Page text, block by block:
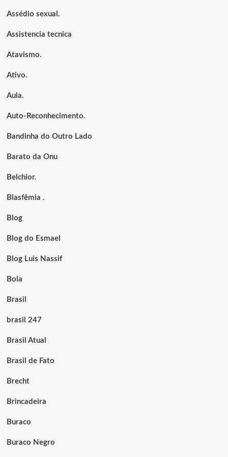
Assédio sexual.
Assistencia tecnica
Atavismo.
Ativo.
Aula.
Auto-Reconhecimento.
Bandinha do Outro Lado
Barato da Onu
Belchior.
Blasfêmia .
Blog
Blog do Esmael
Blog Luis Nassif
Bola
Brasil
brasil 247
Brasil Atual
Brasil de Fato
Brecht
Brincadeira
Buraco
Buraco Negro